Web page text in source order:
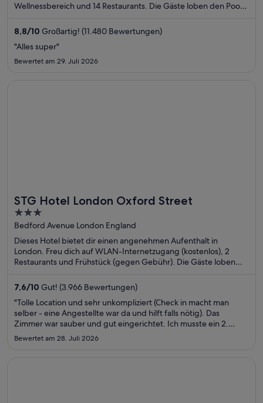
Wellnessbereich und 14 Restaurants. Die Gäste loben den Pool
beliebte Sehenswürdigkeiten – Aria Casino und The
Cosmopolitan Casino – befinden sich in der Nähe.
8,8/10 Großartig! (11.480 Bewertungen)
"Alles super"
Bewertet am 29. Juli 2026
STG Hotel London Oxford Street
3
out
of
5
Bedford Avenue London England
Dieses Hotel bietet dir einen angenehmen Aufenthalt in
London. Freu dich auf WLAN-Internetzugang (kostenlos), 2
Restaurants und Frühstück (gegen Gebühr). Die Gäste loben
Bewertungen. Einige beliebte Sehenswürdigkeiten – British
Museum und Leicester Square – befinden sich in der Nähe.
7,6/10 Gut! (3.966 Bewertungen)
"Tolle Location und sehr unkompliziert (Check in macht man
selber - eine Angestellte war da und hilft falls nötig). Das
Zimmer war sauber und gut eingerichtet. Ich musste ein 2.
Handtuch haben - wurde sofort erledigt."
Bewertet am 28. Juli 2026